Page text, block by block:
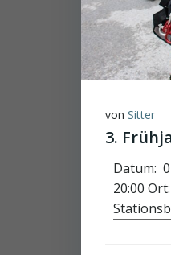
von Sitter
3.
Datum:
20:00